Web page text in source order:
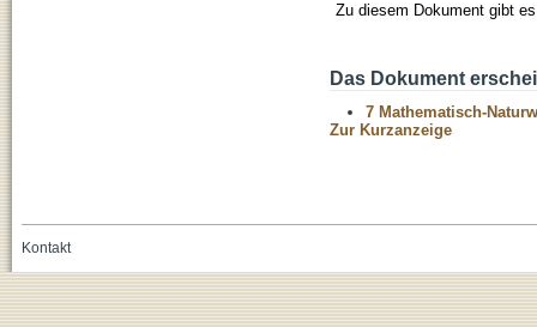
Zu diesem Dokument gibt
Das Dokument
7 Mathematisch-
Zur Kurzanzeige
Kontakt